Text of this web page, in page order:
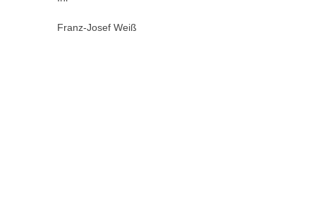
Franz-Josef Weiß